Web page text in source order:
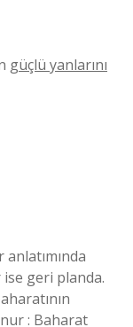
güçlü yanlarını
geri planda.
: Baharat